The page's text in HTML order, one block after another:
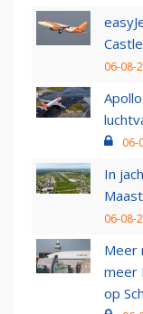
06-08-
06-
In
06-08-
Meer
meer
op